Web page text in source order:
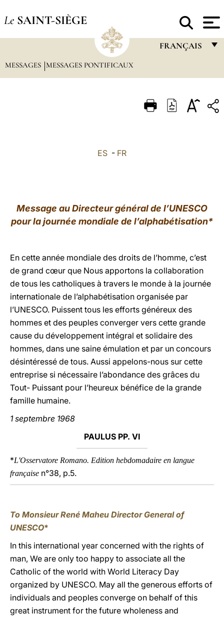
Le SAINT-SIÈGE
FRANÇAIS
ITALIANO
中文
MESSAGES MESSAGES PONTIFICAUX
ES - FR
Message au Directeur général de l’UNESCO
pour la journée mondiale de l’alphabétisation*
En cette année mondiale des droits de l’homme, c’est
de grand cœur que Nous apportons la collaboration
de tous les catholiques à travers le monde à la journée
internationale de l’alphabétisation organisée par
l’UNESCO. Puissent tous les efforts généreux des
hommes et des peuples converger vers cette grande
cause du développement intégral et solidaire des
hommes, dans une saine émulation et par un concours
désintéressé de tous. Aussi appelons-nous sur cette
entreprise si nécessaire l’abondance des grâces du
Tout- Puissant pour l’heureux bénéfice de la grande
famille humaine.
1 septembre 1968
PAULUS PP. VI
*L'Osservatore Romano. Edition hebdomadaire en langue
française n°38, p.5.
To Monsieur René Maheu Director General of
UNESCO*
In this international year concerned with the rights of
man, We are only too happy to associate all the
Catholic of the world with World Literacy Day
organized by UNESCO. May all the generous efforts of
individuals and peoples converge on behalf of this
great instrument for the future wholeness and